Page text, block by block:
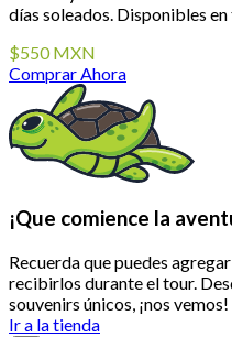
días soleados. Disponibles en
$550 MXN
Comprar Ahora
¡Que comience la
Recuerda que puedes
recibirlos durante el tour.
souvenirs únicos, ¡nos vemos!
Ir a la tienda